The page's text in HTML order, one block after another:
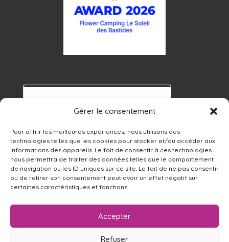
Gérer le consentement
Pour offrir les meilleures expériences, nous utilisons des
technologies telles que les cookies pour stocker et/ou accéder aux
informations des appareils. Le fait de consentir à ces technologies
nous permettra de traiter des données telles que le comportement
de navigation ou les ID uniques sur ce site. Le fait de ne pas consentir
ou de retirer son consentement peut avoir un effet négatif sur
certaines caractéristiques et fonctions.
Accepter
Refuser